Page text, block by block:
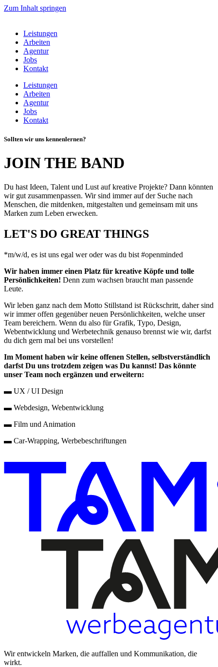
Zum Inhalt springen
Leistungen
Arbeiten
Agentur
Jobs
Kontakt
Leistungen
Arbeiten
Agentur
Jobs
Kontakt
Sollten wir uns kennenlernen?
JOIN THE BAND
Du hast Ideen, Talent und Lust auf kreative Projekte? Dann könnten
wir gut zusammenpassen. Wir sind immer auf der Suche nach
Menschen, die mitdenken, mitgestalten und gemeinsam mit uns
Marken zum Leben erwecken.
LET'S DO GREAT THINGS
*m/w/d, es ist uns egal wer oder was du bist #openminded
Wir haben immer einen Platz für kreative Köpfe und tolle
Persönlichkeiten! Denn zum wachsen braucht man passende
Leute.
Wir leben ganz nach dem Motto Stillstand ist Rückschritt, daher sind
wir immer offen gegenüber neuen Persönlichkeiten, welche unser
Team bereichern. Wenn du also für Grafik, Typo, Design,
Webentwicklung und Werbetechnik genauso brennst wie wir, darfst
du dich gern mal bei uns vorstellen!
Im Moment haben wir keine offenen Stellen, selbstverständlich
darfst Du uns trotzdem zeigen was Du kannst! Das könnte
unser Team noch ergänzen und erweitern:
▬ UX / UI Design
▬ Webdesign, Webentwicklung
▬ Film und Animation
▬ Car-Wrapping, Werbebeschriftungen
Wir entwickeln Marken, die auffallen und Kommunikation, die
wirkt.